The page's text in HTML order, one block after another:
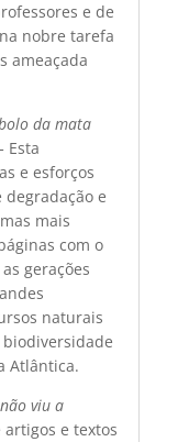
e de
nobre tarefa
ameaçada
da mata
Esta
e esforços
e
mais
com o
gerações
naturais
Atlântica.
viu a
e textos